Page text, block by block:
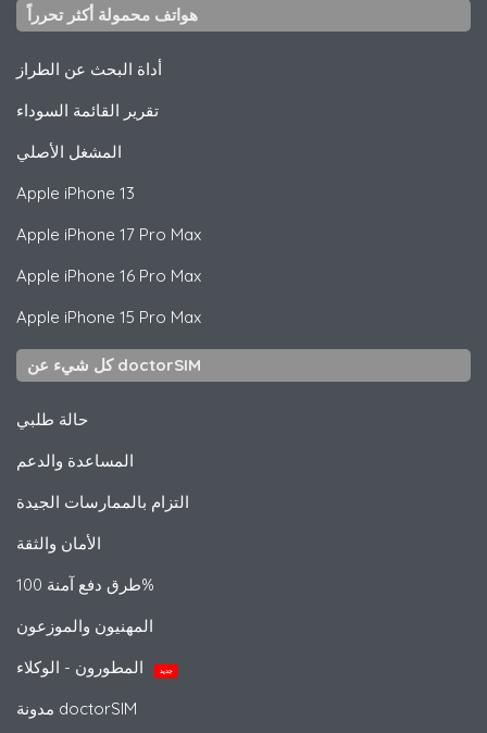
هواتف محمولة أكثر تحرراً
أداة البحث عن الطراز
تقرير القائمة السوداء
المشغل الأصلي
Apple iPhone 13
Apple iPhone 17 Pro Max
Apple iPhone 16 Pro Max
Apple iPhone 15 Pro Max
كل شيء عن doctorSIM
حالة طلبي
المساعدة والدعم
التزام بالممارسات الجيدة
الأمان والثقة
طرق دفع آمنة 100%
المهنيون والموزعون
جديد
مدونة doctorSIM